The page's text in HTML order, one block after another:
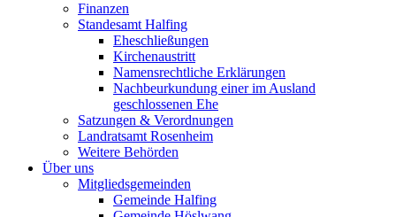
Finanzen
Standesamt Halfing
Eheschließungen
Kirchenaustritt
Namensrechtliche Erklärungen
Nachbeurkundung einer im Ausland
geschlossenen Ehe
Satzungen & Verordnungen
Landratsamt Rosenheim
Weitere Behörden
Über uns
Mitgliedsgemeinden
Gemeinde Halfing